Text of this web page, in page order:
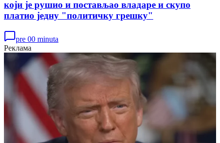
који је рушио и постављао владаре и скупо
платио једну "политичку грешку"
pre 00 minuta
Реклама